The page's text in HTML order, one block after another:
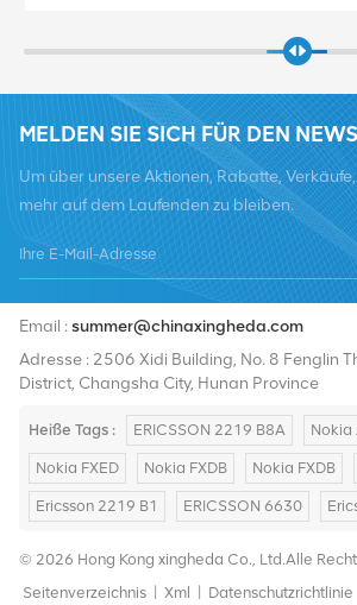
MELDEN SIE SICH FÜR DEN
Um über unsere Aktionen, Rabatte,
mehr auf dem Laufenden zu bleiben.
Email :summer@chinaxingheda.com
Adresse : 2506 Xidi Building, No. 8 Fenglin
District, Changsha City, Hunan Province
Heiße Tags : ERICSSON 2219 B8A Nokia
Nokia FXED Nokia FXDB Nokia FXDB
Ericsson 2219 B1 ERICSSON 6630
© 2026 Hong Kong xingheda Co., Ltd.Alle
Seitenverzeichnis
Xml Datenschutzrichtlinie